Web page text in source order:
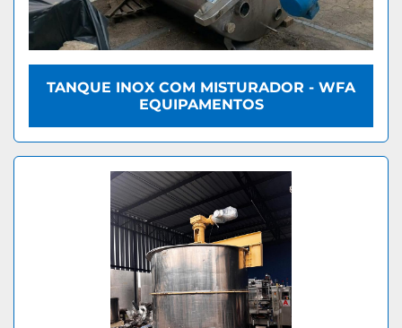
TANQUE INOX COM MISTURADOR - WFA
EQUIPAMENTOS